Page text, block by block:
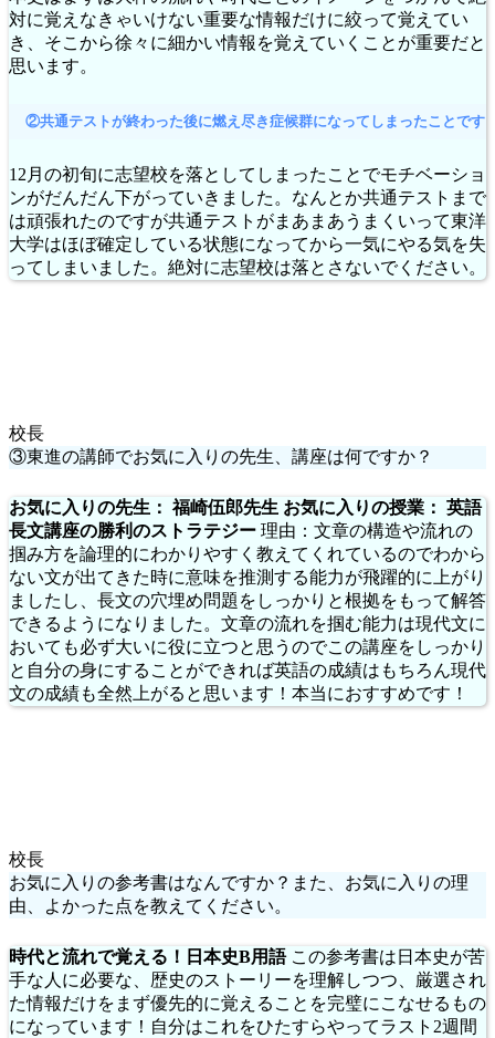
対に覚えなきゃいけない重要な情報だけに絞って覚えてい
き、そこから徐々に細かい情報を覚えていくことが重要だと
思います。
②共通テストが終わった後に燃え尽き症候群になってしまったことです
12月の初旬に志望校を落としてしまったことでモチベーショ
ンがだんだん下がっていきました。なんとか共通テストまで
は頑張れたのですが共通テストがまあまあうまくいって東洋
大学はほぼ確定している状態になってから一気にやる気を失
ってしまいました。絶対に志望校は落とさないでください。
校長
③東進の講師でお気に入りの先生、講座は何ですか？
お気に入りの先生： 福崎伍郎先生 お気に入りの授業： 英語
長文講座の勝利のストラテジー 理由：文章の構造や流れの
掴み方を論理的にわかりやすく教えてくれているのでわから
ない文が出てきた時に意味を推測する能力が飛躍的に上がり
ましたし、長文の穴埋め問題をしっかりと根拠をもって解答
できるようになりました。文章の流れを掴む能力は現代文に
おいても必ず大いに役に立つと思うのでこの講座をしっかり
と自分の身にすることができれば英語の成績はもちろん現代
文の成績も全然上がると思います！本当におすすめです！
校長
お気に入りの参考書はなんですか？また、お気に入りの理
由、よかった点を教えてください。
時代と流れで覚える！日本史B用語この参考書は日本史が苦
手な人に必要な、歴史のストーリーを理解しつつ、厳選され
た情報だけをまず優先的に覚えることを完璧にこなせるもの
になっています！自分はこれをひたすらやってラスト2週間